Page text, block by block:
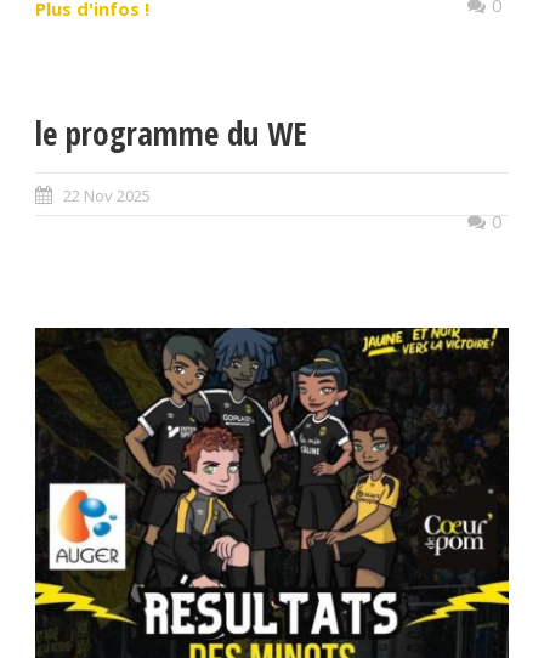
Plus d'infos !
le programme du WE
22 Nov 2025
0